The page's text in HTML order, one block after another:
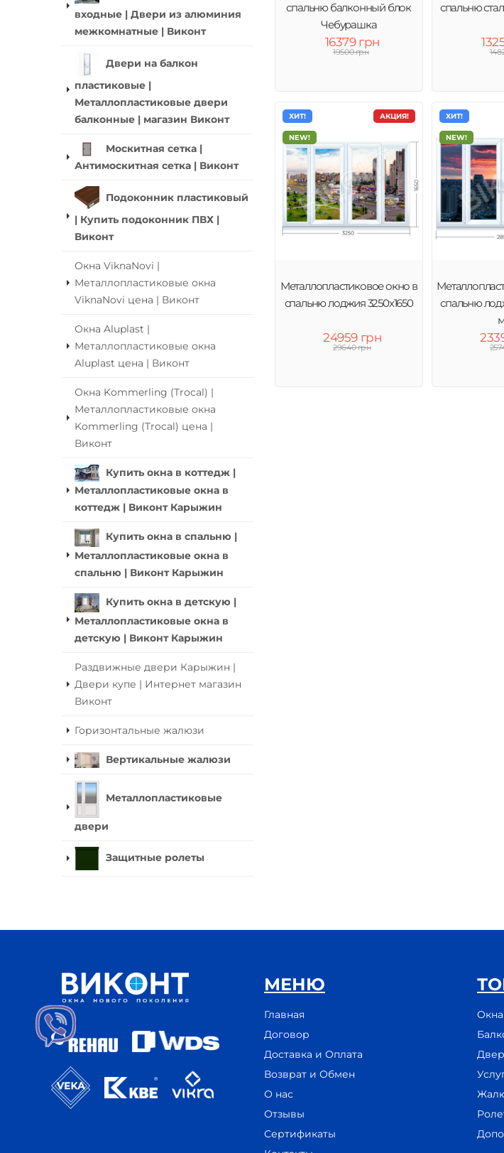
входные | Двери из алюминия
межкомнатные | Виконт
Двери на балкон
пластиковые |
Металлопластиковые двери
балконные | магазин Виконт
Москитная сетка |
Антимоскитная сетка | Виконт
Подоконник пластиковый
| Купить подоконник ПВХ |
Виконт
Окна ViknaNovi |
Металлопластиковые окна
ViknaNovi цена | Виконт
Окна Aluplast |
Металлопластиковые окна
Aluplast цена | Виконт
Окна Kommerling (Trocal) |
Металлопластиковые окна
Kommerling (Trocal) цена |
Виконт
Купить окна в коттедж |
Металлопластиковые окна в
коттедж | Виконт Карыжин
Купить окна в спальню |
Металлопластиковые окна в
спальню | Виконт Карыжин
Купить окна в детскую |
Металлопластиковые окна в
детскую | Виконт Карыжин
Раздвижные двери Карыжин |
Двери купе | Интернет магазин
Виконт
Горизонтальные жалюзи
Вертикальные жалюзи
Металлопластиковые
двери
Защитные ролеты
спальню балконный блок
Чебурашка
16379 грн
19500 грн
спальню
АКЦИЯ!
ХИТ!
NEW!
Металлопластиковое окно в
спальню лоджия 3250х1650
24959 грн
29640 грн
ХИТ!
NEW!
спальню
МЕНЮ
Главная
Договор
Доставка и Оплата
Возврат и Обмен
О нас
Отзывы
Сертификаты
Окна